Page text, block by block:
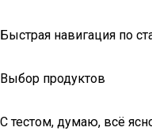
Быстрая навигация по
Выбор продуктов
С тестом, думаю, всё